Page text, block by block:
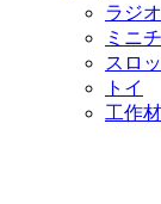
ラジ
ミニ
スロ
トイ
工作